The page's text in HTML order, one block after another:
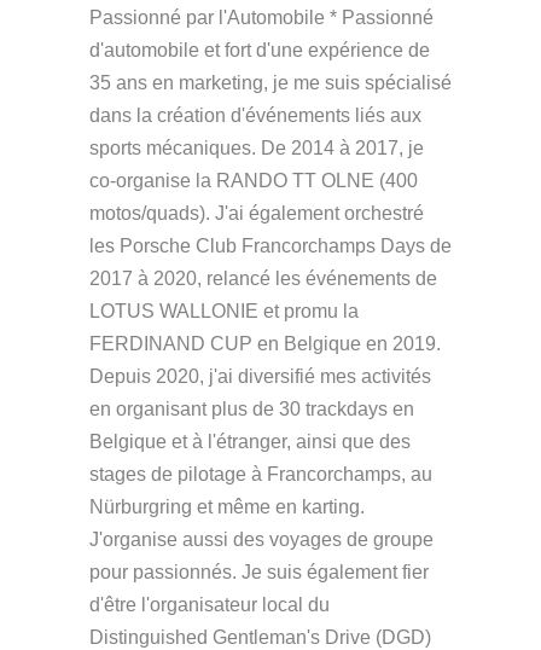
Passionné par l'Automobile * Passionné
d'automobile et fort d'une expérience de
35 ans en marketing, je me suis spécialisé
dans la création d'événements liés aux
sports mécaniques. De 2014 à 2017, je
co-organise la RANDO TT OLNE (400
motos/quads). J'ai également orchestré
les Porsche Club Francorchamps Days de
2017 à 2020, relancé les événements de
LOTUS WALLONIE et promu la
FERDINAND CUP en Belgique en 2019.
Depuis 2020, j'ai diversifié mes activités
en organisant plus de 30 trackdays en
Belgique et à l'étranger, ainsi que des
stages de pilotage à Francorchamps, au
Nürburgring et même en karting.
J'organise aussi des voyages de groupe
pour passionnés. Je suis également fier
d'être l'organisateur local du
Distinguished Gentleman's Drive (DGD)